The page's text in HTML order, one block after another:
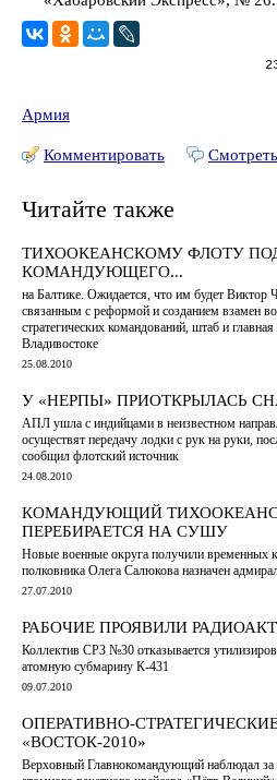
Армия
Комментировать
Читайте также
ТИХООКЕАНСКОМУ ФЛОТУ
КОМАНДУЮЩЕГО...
на Балтике. Ожидается, что им будет Виктор
связанным с реформой и созданием взамен
стратегических командований, штаб и
Владивостоке
25.08.2010
У «НЕРПЫ» ПРИОТКРЫЛАСЬ
АПЛ ушла с индийцами в неизвестном
осуществят передачу лодки с рук на руки,
сообщил флотский источник
24.08.2010
КОМАНДУЮЩИЙ
ПЕРЕБИРАЕТСЯ НА СУШУ
Новые военные округа получили временных
полковника Олега Салюкова назначен
27.07.2010
РАБОЧИЕ ПРОЯВИЛИ
Коллектив СРЗ №30 отказывается
атомную субмарину К-431
09.07.2010
ОПЕРАТИВНО-
«ВОСТОК-2010»
Верховный Главнокомандующий наблюдал за